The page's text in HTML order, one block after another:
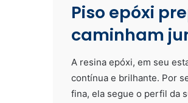
Piso epóxi
caminham
A resina epóxi, em seu
contínua e brilhante. Por
fina, ela segue o perfil da